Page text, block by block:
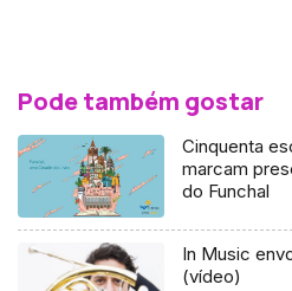
Pode também gostar
Cinquenta
marcam
do Funchal
In Music
(vídeo)